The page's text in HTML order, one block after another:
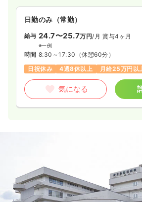
日勤のみ（常勤）
給与 24.7〜25.7万円/月 賞与4ヶ月
※一例
時間 8:30～17:30 （休憩60分）
日祝休み
4週8休以上 月給25万円以
気になる